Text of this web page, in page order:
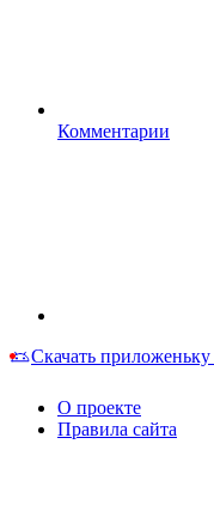
Комментарии
Скачать приложеньку
О проекте
Правила сайта